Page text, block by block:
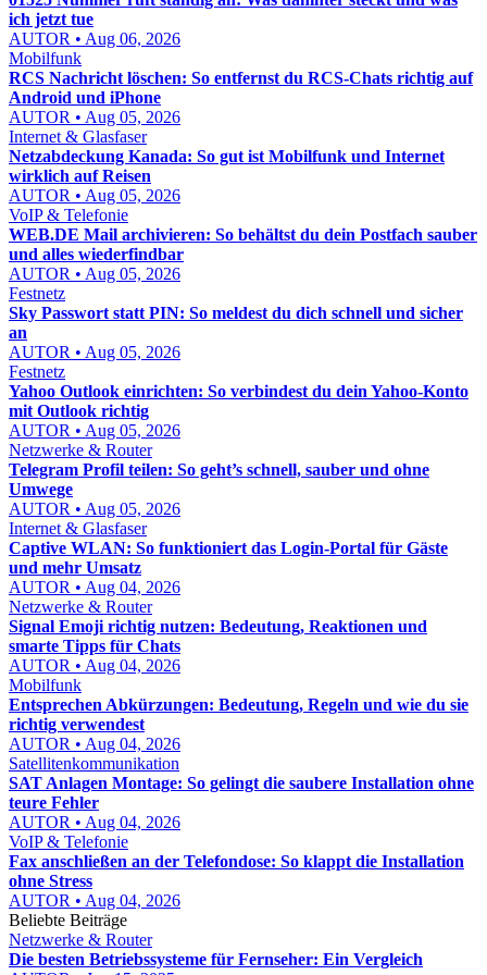
ich jetzt tue
AUTOR • Aug 06, 2026
Mobilfunk
RCS Nachricht löschen: So entfernst du RCS-Chats richtig auf
Android und iPhone
AUTOR • Aug 05, 2026
Internet & Glasfaser
Netzabdeckung Kanada: So gut ist Mobilfunk und Internet
wirklich auf Reisen
AUTOR • Aug 05, 2026
VoIP & Telefonie
WEB.DE Mail archivieren: So behältst du dein Postfach sauber
und alles wiederfindbar
AUTOR • Aug 05, 2026
Festnetz
Sky Passwort statt PIN: So meldest du dich schnell und sicher
an
AUTOR • Aug 05, 2026
Festnetz
Yahoo Outlook einrichten: So verbindest du dein Yahoo-Konto
mit Outlook richtig
AUTOR • Aug 05, 2026
Netzwerke & Router
Telegram Profil teilen: So geht’s schnell, sauber und ohne
Umwege
AUTOR • Aug 05, 2026
Internet & Glasfaser
Captive WLAN: So funktioniert das Login-Portal für Gäste
und mehr Umsatz
AUTOR • Aug 04, 2026
Netzwerke & Router
Signal Emoji richtig nutzen: Bedeutung, Reaktionen und
smarte Tipps für Chats
AUTOR • Aug 04, 2026
Mobilfunk
Entsprechen Abkürzungen: Bedeutung, Regeln und wie du sie
richtig verwendest
AUTOR • Aug 04, 2026
Satellitenkommunikation
SAT Anlagen Montage: So gelingt die saubere Installation ohne
teure Fehler
AUTOR • Aug 04, 2026
VoIP & Telefonie
Fax anschließen an der Telefondose: So klappt die Installation
ohne Stress
AUTOR • Aug 04, 2026
Beliebte Beiträge
Netzwerke & Router
Die besten Betriebssysteme für Fernseher: Ein Vergleich